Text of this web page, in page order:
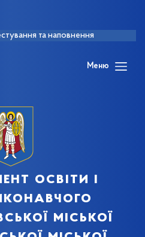
та наповнення
Меню
освіти і
міської